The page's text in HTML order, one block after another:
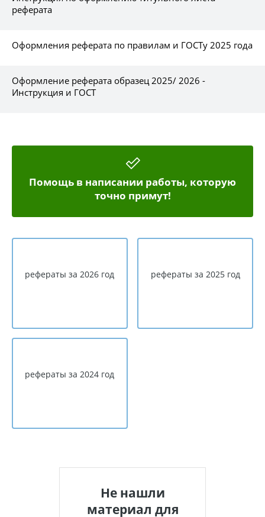
реферата
Оформления реферата по правилам и ГОСТу 2025 года
Оформление реферата образец 2025/ 2026 -
Инструкция и ГОСТ
Помощь в написании работы, которую
точно примут!
рефераты за 2026 год рефераты за 2025 год
рефераты за 2024 год
Не нашли
материал для